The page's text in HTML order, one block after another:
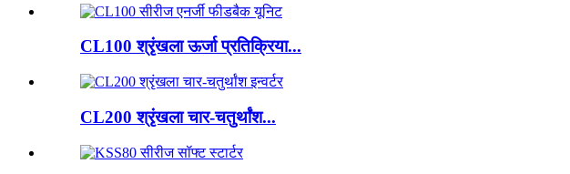
CL100 श्रृंखला ऊर्जा प्रतिक्रिया...
CL200 श्रृंखला चार-चतुर्थांश...